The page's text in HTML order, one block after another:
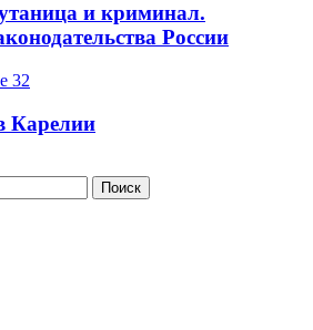
и криминал.
России
32
Карелии